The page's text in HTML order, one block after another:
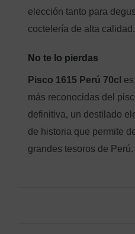
elección tanto para
coctelería de alta calidad.
No te lo pierdas
Pisco 1615 Perú 70cl
más reconocidas del
definitiva, un destilado
de historia que permite
grandes tesoros de Perú.